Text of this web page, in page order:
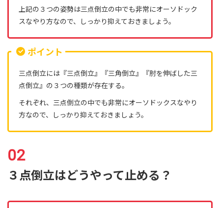
上記の３つの姿勢は三点倒立の中でも非常にオーソドック
スなやり方なので、しっかり抑えておきましょう。
ポイント
三点倒立には『三点倒立』『三角倒立』『肘を伸ばした三
点倒立』の３つの種類が存在する。
それぞれ、三点倒立の中でも非常にオーソドックスなやり
方なので、しっかり抑えておきましょう。
３点倒立はどうやって止める？